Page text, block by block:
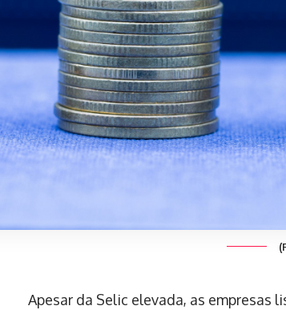
Apesar da Selic elevada, as empresas